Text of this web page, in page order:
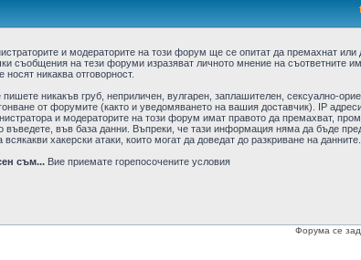
и модераторите на този форум ще се опитат да премахнат
съобщения на тези форуми изразяват личното мнение на съответните
носят никаква отговорност.
никакъв груб, неприличен, вулгарен, заплашителен, сексуално-
от форумите (както и уведомяването на вашия доставчик). IP
и модераторите на този форум имат правото да премахват,
въведете, във база данни. Въпреки, че тази информация няма да бъде
всякакви хакерски атаки, които могат да доведат до разкриване на данните.
съм...Вие приемате горепосочените условия
Форума се